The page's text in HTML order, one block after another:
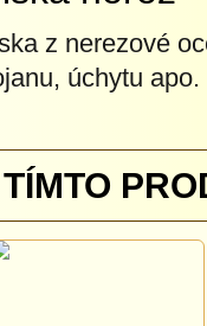
z nerezové
úchytu apo.